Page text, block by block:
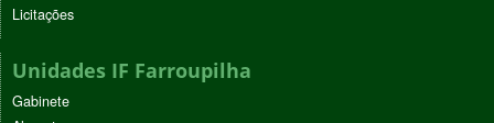
Licitações
Unidades IF Farroupilha
Gabinete